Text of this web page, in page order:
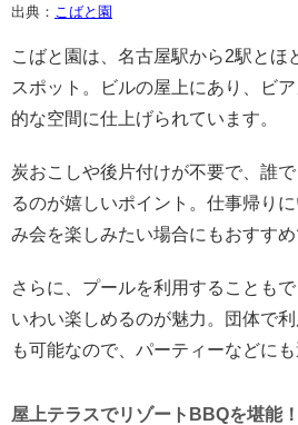
出典： こばと園
こばと園は、名古屋駅から2駅とほ
スポット。ビルの屋上にあり、ビ
的な空間に仕上げられています。
炭おこしや後片付けが不要で、誰
るのが嬉しいポイント。仕事帰り
み会を楽しみたい場合にもおすすめ
さらに、プールを利用することも
いわい楽しめるのが魅力。団体で
も可能なので、パーティーなどにも
屋上テラスでリゾートBBQを堪能！